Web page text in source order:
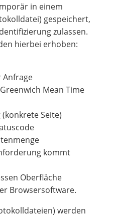
in einem
gespeichert,
zulassen.
hierbei erhoben:
Anfrage
Mean Time
Seite)
kommt
Oberfläche
Browsersoftware.
werden